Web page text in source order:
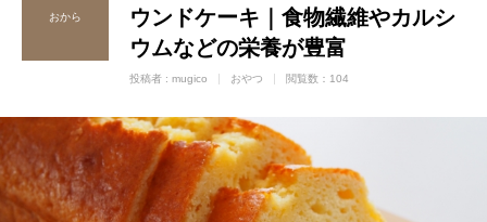
おから
ウンドケーキ｜食物繊維やカルシ
ウムなどの栄養が豊富
投稿者 : mugico おやつ 閲覧数：104